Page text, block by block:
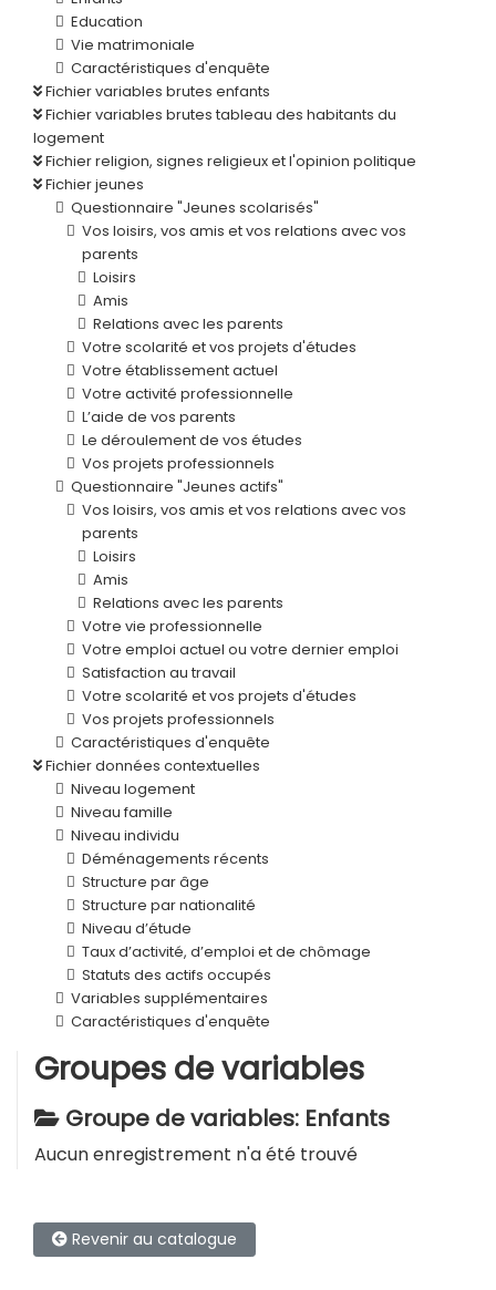
Education
Vie matrimoniale
Caractéristiques d'enquête
Fichier variables brutes enfants
Fichier variables brutes tableau des habitants du
logement
Fichier religion, signes religieux et l'opinion politique
Fichier jeunes
Questionnaire "Jeunes scolarisés"
Vos loisirs, vos amis et vos relations avec vos
parents
Loisirs
Amis
Relations avec les parents
Votre scolarité et vos projets d'études
Votre établissement actuel
Votre activité professionnelle
L’aide de vos parents
Le déroulement de vos études
Vos projets professionnels
Questionnaire "Jeunes actifs"
Vos loisirs, vos amis et vos relations avec vos
parents
Loisirs
Amis
Relations avec les parents
Votre vie professionnelle
Votre emploi actuel ou votre dernier emploi
Satisfaction au travail
Votre scolarité et vos projets d'études
Vos projets professionnels
Caractéristiques d'enquête
Fichier données contextuelles
Niveau logement
Niveau famille
Niveau individu
Déménagements récents
Structure par âge
Structure par nationalité
Niveau d’étude
Taux d’activité, d’emploi et de chômage
Statuts des actifs occupés
Variables supplémentaires
Caractéristiques d'enquête
Groupes de variables
Groupe de variables: Enfants
Aucun enregistrement n'a été trouvé
Revenir au catalogue